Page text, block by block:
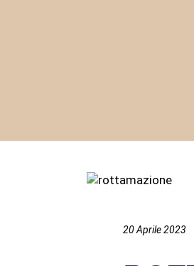
20 Aprile 2023